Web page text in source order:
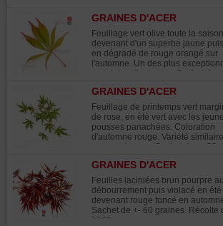
GRAINES D'ACER
MATSUMURAE ELEGANS
Feuillage vert olive toute la saison
devenant d'un superbe jaune puis
en dégradé de rouge orangé sur
l'automne. Un des plus
en teintes d'automne. Sachet de +-
2025.
GRAINES D'ACER
MATSUMURAE EZO
Feuillage de printemps vert
de rose, en été vert avec les
pousses panachées. Coloration
d'automne rouge. Variété similaire
avec matsugae. Sachet de +- 60
GRAINES D'ACER
MATSUMURAE INABA
SHIDARE
Feuilles laciniées brun pourpre au
débourrement puis violacé en été
devenant rouge foncé en
Sachet de +- 60 graines. Récolte
2025.